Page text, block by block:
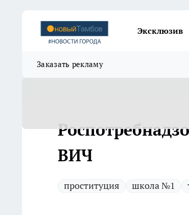
Эксклюзив
Заказать рекламу
ВИЧ
проституция школа №1